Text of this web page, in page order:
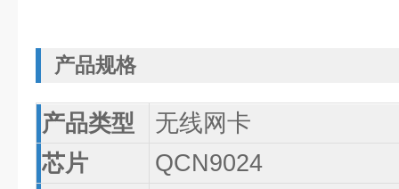
产品规格
产品类型
无线网卡
芯片
QCN9024